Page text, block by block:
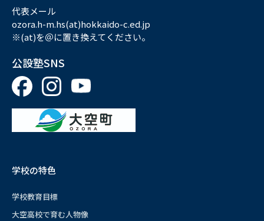
代表メール
ozora.h-m.hs(at)hokkaido-c.ed.jp
※(at)を＠に置き換えてください。
公設塾SNS
学校の特色
学校教育目標
大空高校で育む人物像